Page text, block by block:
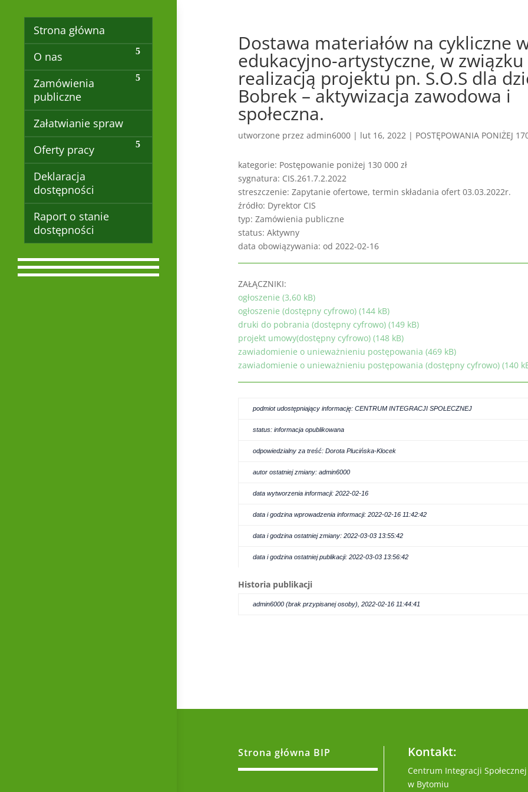
Strona główna
O nas
Zamówienia
publiczne
Załatwianie spraw
Oferty pracy
Deklaracja
dostępności
Raport o stanie
dostępności
Dostawa materiałów na cykliczne
edukacyjno-artystyczne, w związku
realizacją projektu pn. S.O.S dla
Bobrek – aktywizacja zawodowa i
społeczna.
utworzone przezadmin6000 | lut 16, 2022 | POSTĘPOWANIA PONIŻEJ
kategorie: Postępowanie poniżej 130 000 zł
sygnatura: CIS.261.7.2.2022
streszczenie: Zapytanie ofertowe, termin składania ofert 03.03.2022r.
źródło: Dyrektor CIS
typ: Zamówienia publiczne
status: Aktywny
data obowiązywania: od 2022-02-16
ZAŁĄCZNIKI:
ogłoszenie (3,60 kB)
ogłoszenie (dostępny cyfrowo) (144 kB)
druki do pobrania (dostępny cyfrowo) (149 kB)
projekt umowy(dostępny cyfrowo) (148 kB)
zawiadomienie o unieważnieniu postępowania (469 kB)
zawiadomienie o unieważnieniu postępowania (dostępny cyfrowo) (140
podmiot udostępniający informację: CENTRUM INTEGRACJI SPOŁECZNEJ
status: informacja opublikowana
odpowiedzialny za treść: Dorota Plucińska-Klocek
autor ostatniej zmiany: admin6000
data wytworzenia informacji: 2022-02-16
data i godzina wprowadzenia informacji: 2022-02-16 11:42:42
data i godzina ostatniej zmiany: 2022-03-03 13:55:42
data i godzina ostatniej publikacji: 2022-03-03 13:56:42
Historia publikacji
admin6000 (brak przypisanej osoby), 2022-02-16 11:44:41
Strona główna BIP Kontakt:
Centrum Integracji Społecznej
w Bytomiu